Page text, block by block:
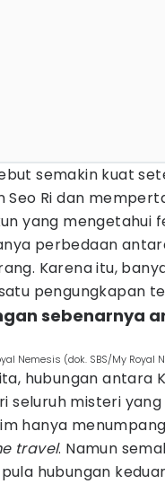
semakin kuat
Seo Ri dan
yang mengetahui
perbedaan
Karena itu,
pengungkapan
sebenarnya
Nemesis (dok. SBS/My Royal
hubungan antara
seluruh misteri
hanya
travel. Namun
hubungan